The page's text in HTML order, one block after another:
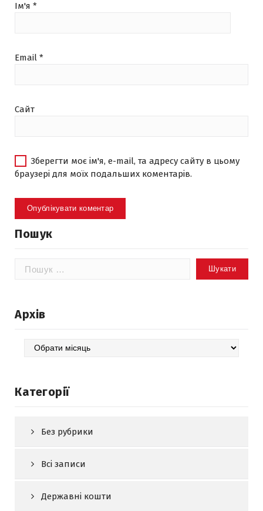
Ім'я *
Email *
Сайт
Зберегти моє ім'я, e-mail, та адресу сайту в цьому
браузері для моїх подальших коментарів.
Пошук
Пошук:
Архів
Архів
Категорії
Без рубрики
Всі записи
Державні кошти